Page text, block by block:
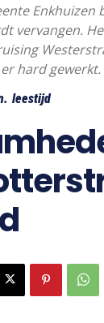
vervangen.
hard
leestijd